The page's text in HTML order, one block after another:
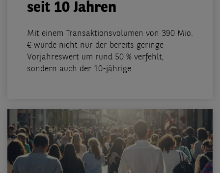
seit 10 Jahren
Mit einem Transaktionsvolumen von 390 Mio.
€ wurde nicht nur der bereits geringe
Vorjahreswert um rund 50 % verfehlt,
sondern auch der 10-jährige...